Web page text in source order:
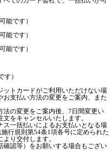
能です）
能です）
能です）
す）
ットカードがご利用いただけない場
支払い方法の変更をご案内、また
法の変更をご案内後、7日間変更い
をキャンセルいたします。
一括払いによるお支払いとなる場
行規則第54条1項各号に定められた
り交付します。
認等）をお願いする場合もござい